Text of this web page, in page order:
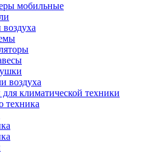
мобильные
воздуха
климатической техники
техника